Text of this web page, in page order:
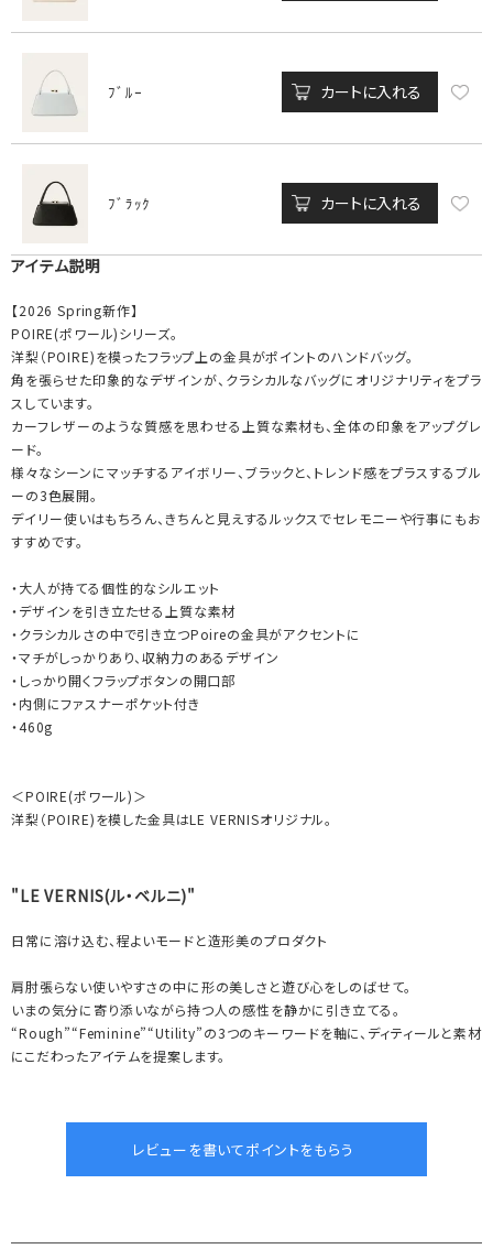
ﾌﾞﾙｰ カートに入れる
ﾌﾞﾗｯｸ カートに入れる
アイテム説明
【2026 Spring新作】
POIRE(ポワール)シリーズ。
洋梨（POIRE)を模ったフラップ上の金具がポイントのハンドバッグ。
角を張らせた印象的なデザインが、クラシカルなバッグにオリジナリティをプラ
スしています。
カーフレザーのような質感を思わせる上質な素材も、全体の印象をアップグレ
ード。
様々なシーンにマッチするアイボリー、ブラックと、トレンド感をプラスするブル
ーの3色展開。
デイリー使いはもちろん、きちんと見えするルックスでセレモニーや行事にもお
すすめです。
・大人が持てる個性的なシルエット
・デザインを引き立たせる上質な素材
・クラシカルさの中で引き立つPoireの金具がアクセントに
・マチがしっかりあり、収納力のあるデザイン
・しっかり開くフラップボタンの開口部
・内側にファスナーポケット付き
・460g
＜POIRE(ポワール)＞
洋梨（POIRE)を模した金具はLE VERNISオリジナル。
"LE VERNIS(ル・ベルニ)"
日常に溶け込む、程よいモードと造形美のプロダクト
肩肘張らない使いやすさの中に形の美しさと遊び心をしのばせて。
いまの気分に寄り添いながら持つ人の感性を静かに引き立てる。
“Rough”“Feminine”“Utility”の3つのキーワードを軸に、ディティールと素材
にこだわったアイテムを提案します。